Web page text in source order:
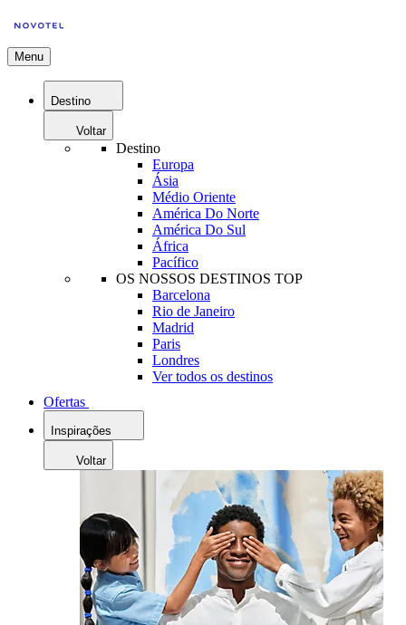
Menu
Destino
Voltar
Destino
Europa
Ásia
Médio Oriente
América Do Norte
América Do Sul
África
Pacífico
OS NOSSOS DESTINOS TOP
Barcelona
Rio de Janeiro
Madrid
Paris
Londres
Ver todos os destinos
Ofertas
Inspirações
Voltar